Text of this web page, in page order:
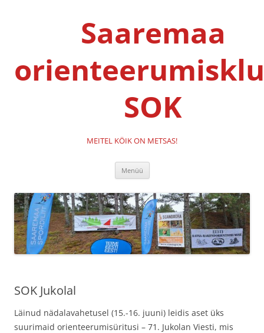
Saaremaa
SOK
MEITEL KÖIK ON METSAS!
Menüü
SOK Jukolal
Läinud nädalavahetusel (15.-16. juuni) leidis aset üks
suurimaid orienteerumisüritusi – 71. Jukolan Viesti, mis